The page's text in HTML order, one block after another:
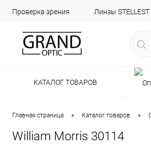
Проверка зрения Линзы STELLEST
КАТАЛОГ ТОВАРОВ
Главная страница • Каталог товаров •
William Morris 30114